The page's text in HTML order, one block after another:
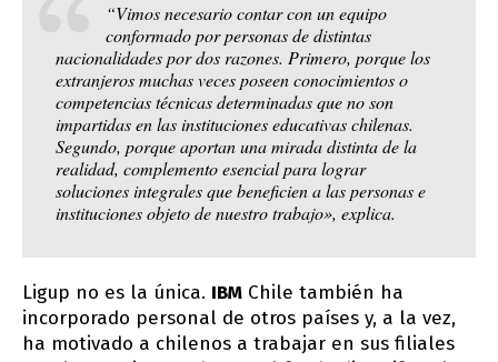
“Vimos necesario contar con un equipo
conformado por personas de distintas
nacionalidades por dos razones. Primero, porque los
extranjeros muchas veces poseen conocimientos o
competencias técnicas determinadas que no son
impartidas en las instituciones educativas chilenas.
Segundo, porque aportan una mirada distinta de la
realidad, complemento esencial para lograr
soluciones integrales que beneficien a las personas e
instituciones objeto de nuestro trabajo», explica.
Ligup no es la única. IBM Chile también ha
incorporado personal de otros países y, a la vez,
ha motivado a chilenos a trabajar en sus filiales